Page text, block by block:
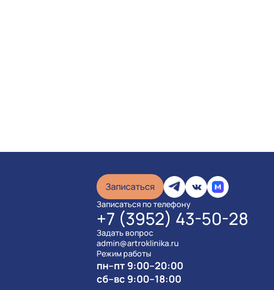
Записаться
Записаться по телефону
+7 (3952) 43-50-28
Задать вопрос
admin@artroklinika.ru
Режим работы
пн–пт 9:00–20:00
сб–вс 9:00–18:00